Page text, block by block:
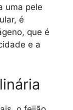
uma pele
é
que é
e a